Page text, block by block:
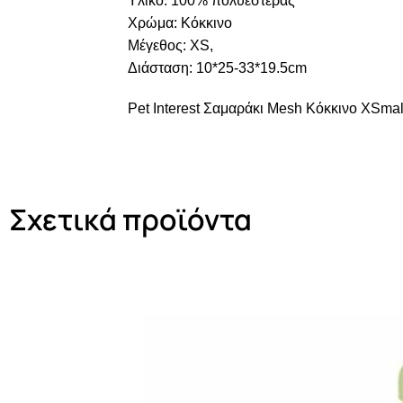
Χρώμα: Κόκκινο
Μέγεθος: XS,
Διάσταση: 10*25-33*19.5cm
Pet Interest Σαμαράκι Mesh Κόκκινο
Σχετικά προϊόντα